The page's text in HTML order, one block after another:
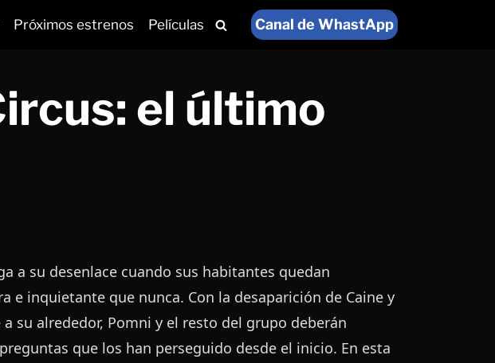
Próximos estrenos Películas Canal de WhastApp
el último
a su desenlace cuando sus habitantes quedan
e inquietante que nunca. Con la desaparición de Caine y
su alrededor, Pomni y el resto del grupo deberán
que los han perseguido desde el inicio. En esta